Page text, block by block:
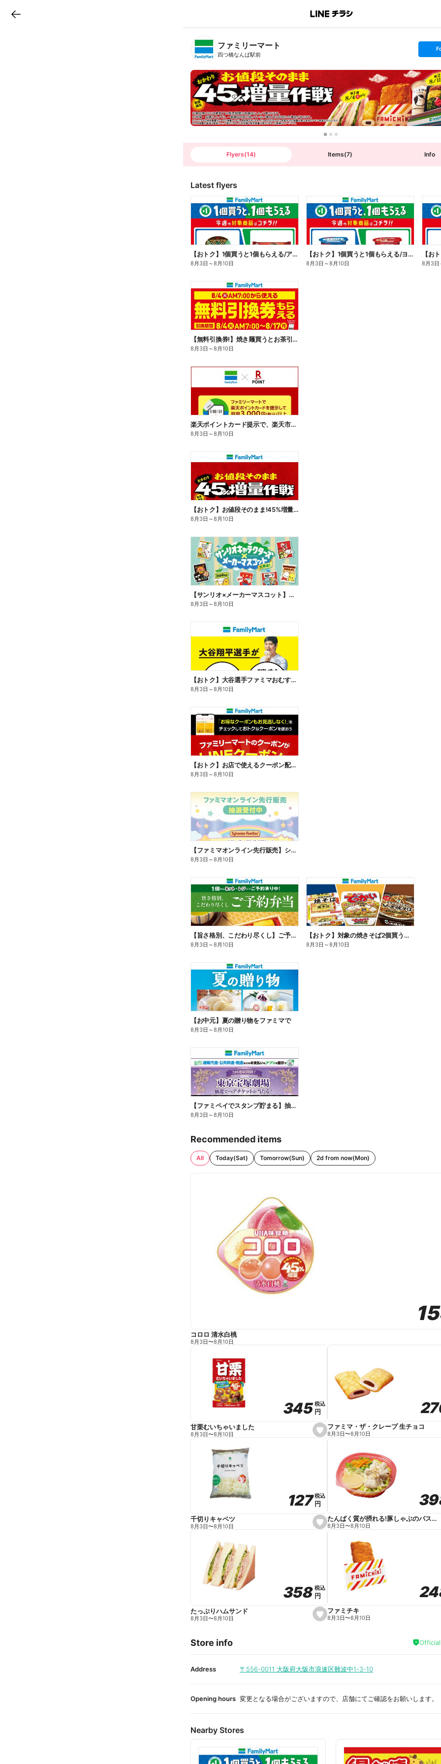
B
n
T
ファミリーマート
四つ橋なんば駅前
s
t
o
l
l
o
w
Flyers(14) Items(7) Info
Latest flyers
【おトク】1個買うと1個もらえる/アイス
8月3日 ～8月10日
【おトク】1個買うと1個もらえる/ヨーグルト
8月3日 ～8月10日
【お
8月3日
【無料引換券!】焼き麺買うとお茶引換券貰える!
8月3日 ～8月10日
楽天ポイントカード提示で、楽天市場でのお買い物がおトクに!
8月3日 ～8月10日
【おトク】お値段そのまま!45%増量作戦!
8月3日 ～8月10日
【サンリオ×メーカーマスコット】オリジナルグッズ貰える!
8月3日 ～8月10日
【おトク】大谷選手ファミマおむすび割
8月3日 ～8月10日
【おトク】お店で使えるクーポン配信中
8月3日 ～8月10日
【ファミマオンライン先行販売】シルバニアファミリー
8月3日 ～8月10日
【旨さ格別、こだわり尽くし】ご予約弁当
8月3日 ～8月10日
【おトク】対象の焼きそば2個買うと100円引き!
8月3日 ～8月10日
【お中元】夏の贈り物をファミマで
8月3日 ～8月10日
【ファミペイでスタンプ貯まる】抽選でペアチケットが当たる!
8月3日 ～8月10日
Recommended items
All Today(Sat) Tomorrow(Sun) 2d from now(Mon)
コロロ 清水白桃
8月3日〜8月10日
s
e
e
345
345税込
税込
円
円
甘栗むいちゃいました
8月3日〜8月10日
ファミマ・ザ・クレープ 生チョコ
8月3日〜8月10日
s
e
e
127
127税込
税込
円
円
千切りキャベツ
8月3日〜8月10日
たんぱく質が摂れる!豚しゃぶのパスタサラダ
8月3日〜8月10日
s
e
i
t
358
358税込
税込
円
円
たっぷりハムサンド
8月3日〜8月10日
ファミチキ
8月3日〜8月10日
Store info
Address 〒556-0011 大阪府大阪市浪速区難波中1-3-10
Opening hours 変更となる場合がございますので、店舗にてご確認をお願いします。
Nearby Stores